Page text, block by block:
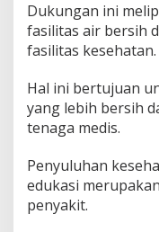
Dukungan ini
fasilitas air bersih
fasilitas kesehatan.
Hal ini bertujuan
yang lebih bersih
tenaga medis.
Penyuluhan
edukasi
penyakit.